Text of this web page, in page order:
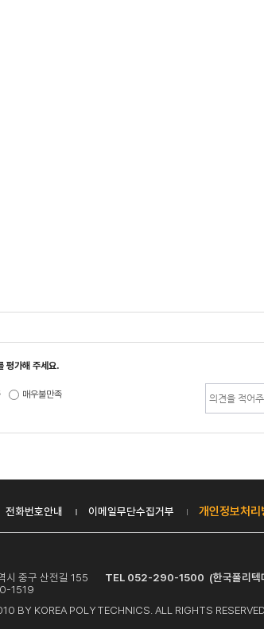
평가해 주세요.
매우불만족
전화번호안내 이메일무단수집거부 개인정보처리
시 중구 산전길 155 TEL 052-290-1500 (한국폴리텍
1519
BY KOREA POLYTECHNICS. ALL RIGHTS